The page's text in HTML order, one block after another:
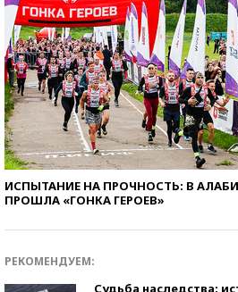
ИСПЫТАНИЕ НА ПРОЧНОСТЬ: В
ПРОШЛА «ГОНКА ГЕРОЕВ»
РЕКОМЕНДУЕМ:
Судьба наследства: